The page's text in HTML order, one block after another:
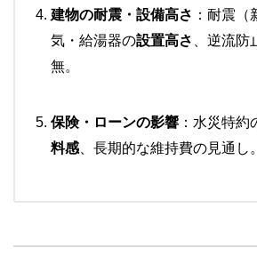
建物の耐震・設備高さ ：耐震
気・給湯器の設置高さ
、逆流
無。
保険・ローンの影響 ：水災特約
料感 、長期的な維持費の見通し。